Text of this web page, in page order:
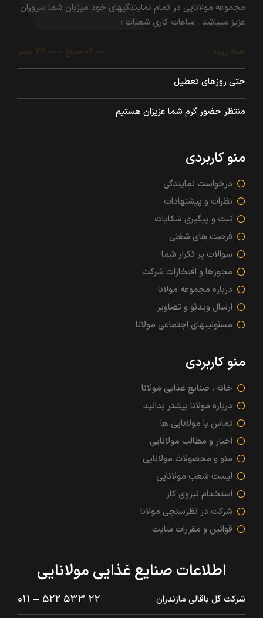
مجموعه مولانایی در تمام نمایندگیهای خود میزبان شما سروران
عزیز میباشد . ساعات کاری شعبات :
همه روزه ۰۶:۰۰ صبح – ۲۲:۰۰ عصر
حتی روزهای تعطیل
منتظر حضور گرم شما عزیزان هستیم
منو کاربردی
درخواست نمایندگی
نظرات و پیشنهادات
ثبت و پیگیری شکایات
فرصت های شغلی
سوالات پر تکرار شما
مجوزها و افتخارات شرکت
درباره مجموعه مولانا
ارسال ویدئو و تصاویر
مسئولیتهای اجتماعی مولانا
منو کاربردی
خانه ، صنایع غذایی مولانا
درباره مولانا بیشتر بدانید
تماس با مولانایی ها
اخبار و مطالب مولانایی
منو و محصولات مولانایی
لیست شعب مولانایی
استخدام نیروی کار
شرکت در نظرسنجی مولانا
قوانین و مقررات سایت
اطلاعات صنایع غذایی مولانایی
شرکت گل باقالی مازندران ۲۲ ۵۳۳ ۵۲۲ – ۰۱۱